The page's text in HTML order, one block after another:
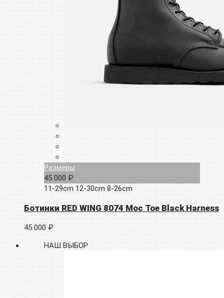
Размеры
45 000 ₽
11-29cm 12-30cm 8-26cm
Ботинки RED WING 8074 Moc Toe Black Harness
45 000 ₽
НАШ ВЫБОР